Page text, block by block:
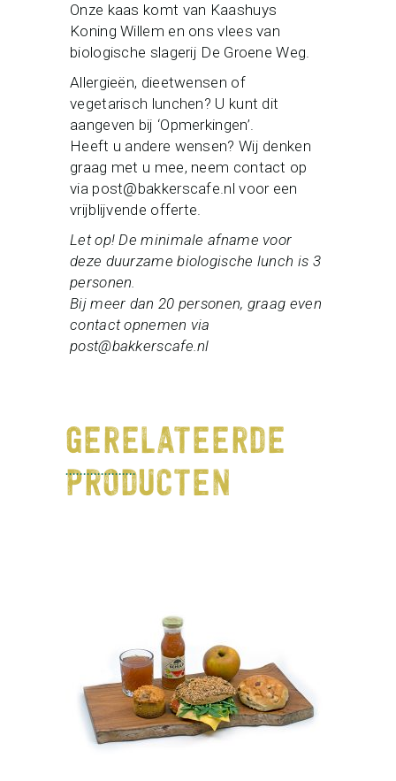
Onze kaas komt van Kaashuys
Koning Willem en ons vlees van
biologische slagerij De Groene Weg.
Allergieën, dieetwensen of
vegetarisch lunchen? U kunt dit
aangeven bij ‘Opmerkingen’.
Heeft u andere wensen? Wij denken
graag met u mee, neem contact op
via post@bakkerscafe.nl voor een
vrijblijvende offerte.
Let op! De minimale afname voor
deze duurzame biologische lunch is 3
personen.
Bij meer dan 20 personen, graag even
contact opnemen via
post@bakkerscafe.nl
GERELATEERDE
PRODUCTEN
TOEVOEGEN AAN